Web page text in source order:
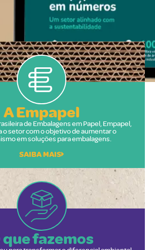
A Empapel
de Embalagens em Papel, Empapel,
setor com o objetivo de aumentar o
em soluções para embalagens.
SAIBA MAIS
que fazemos